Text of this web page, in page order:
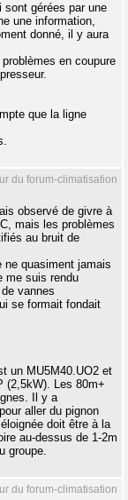
sont gérées par une
une information,
donné, il y aura
en coupure
que la ligne
du forum-climatisation
observé de givre à
mais les problèmes
au bruit de
ne quasiment jamais
me suis rendu
vannes
se formait fondait
un MU5M40.UO2 et
(2,5kW). Les 80m+
Il y a
aller du pignon
doit être à la
au-dessus de 1-2m
groupe.
du forum-climatisation